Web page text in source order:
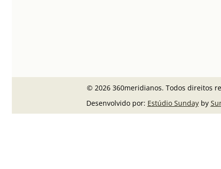
© 2026 360meridianos. Todos direitos
Desenvolvido por: Estúdio Sundayby